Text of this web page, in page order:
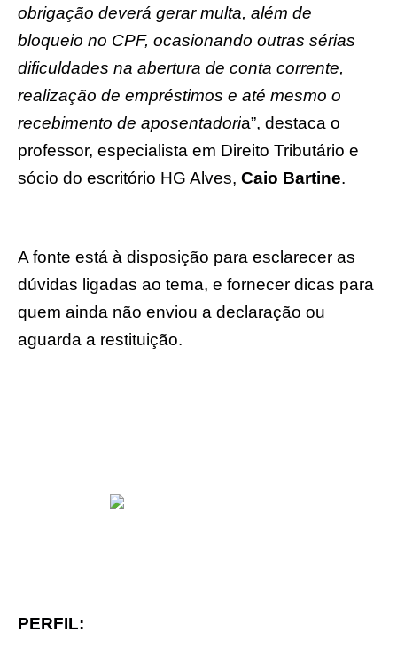
obrigação deverá gerar multa, além de
bloqueio no CPF, ocasionando outras sérias
dificuldades na abertura de conta corrente,
realização de empréstimos e até mesmo o
recebimento de aposentadoria”, destaca o
professor, especialista em Direito Tributário e
sócio do escritório HG Alves, Caio Bartine.
A fonte está à disposição para esclarecer as
dúvidas ligadas ao tema, e fornecer dicas para
quem ainda não enviou a declaração ou
aguarda a restituição.
PERFIL: